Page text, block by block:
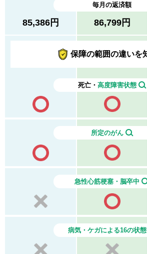
毎月の返済額
85,386円 86,799 円
保障の範囲の違いを
死亡・ 高度障害状態
所定のがん
急性心筋梗塞・脳卒中
病気・ケガによる16の状態